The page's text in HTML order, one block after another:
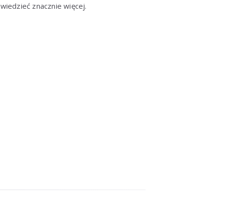
wiedzieć znacznie więcej.